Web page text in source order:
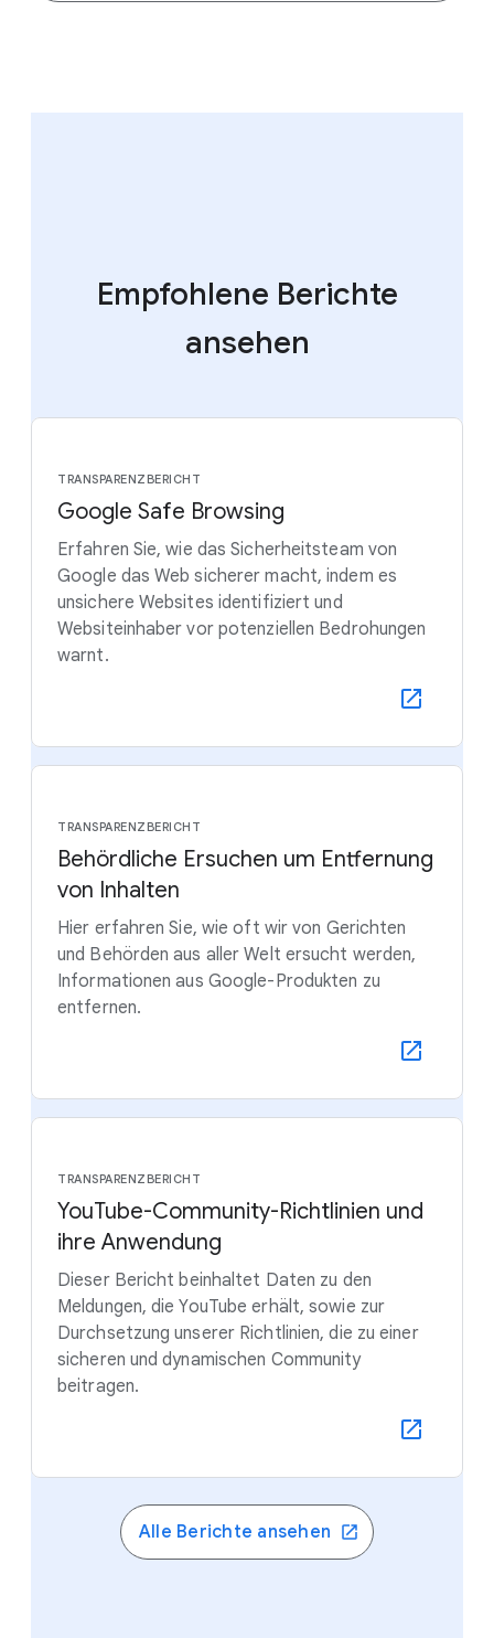
Empfohlene Berichte
ansehen
TRANSPARENZBERICHT
Google Safe Browsing
Erfahren Sie, wie das Sicherheitsteam von
Google das Web sicherer macht, indem es
unsichere Websites identifiziert und
Websiteinhaber vor potenziellen Bedrohungen
warnt.
TRANSPARENZBERICHT
Behördliche Ersuchen um Entfernung
von Inhalten
Hier erfahren Sie, wie oft wir von Gerichten
und Behörden aus aller Welt ersucht werden,
Informationen aus Google-Produkten zu
entfernen.
TRANSPARENZBERICHT
YouTube-Community-Richtlinien und
ihre Anwendung
Dieser Bericht beinhaltet Daten zu den
Meldungen, die YouTube erhält, sowie zur
Durchsetzung unserer Richtlinien, die zu einer
sicheren und dynamischen Community
beitragen.
Alle Berichte ansehen